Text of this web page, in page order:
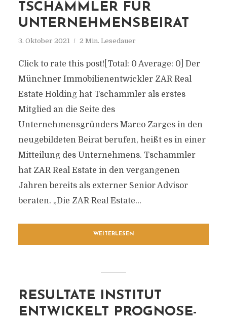
TSCHAMMLER FÜR
UNTERNEHMENSBEIRAT
3. Oktober 2021 2 Min. Lesedauer
Click to rate this post![Total: 0 Average: 0] Der
Münchner Immobilienentwickler ZAR Real
Estate Holding hat Tschammler als erstes
Mitglied an die Seite des
Unternehmensgründers Marco Zarges in den
neugebildeten Beirat berufen, heißt es in einer
Mitteilung des Unternehmens. Tschammler
hat ZAR Real Estate in den vergangenen
Jahren bereits als externer Senior Advisor
beraten. „Die ZAR Real Estate...
WEITERLESEN
RESULTATE INSTITUT
ENTWICKELT PROGNOSE-